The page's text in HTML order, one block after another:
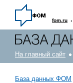
fom.ru ·
На главный сайт
База данных ФОМ